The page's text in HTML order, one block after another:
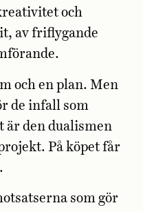
och
av friflygande
och en plan. Men
de infall som
är den dualismen
På köpet får
som gör